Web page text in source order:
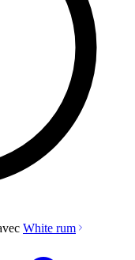
White rum